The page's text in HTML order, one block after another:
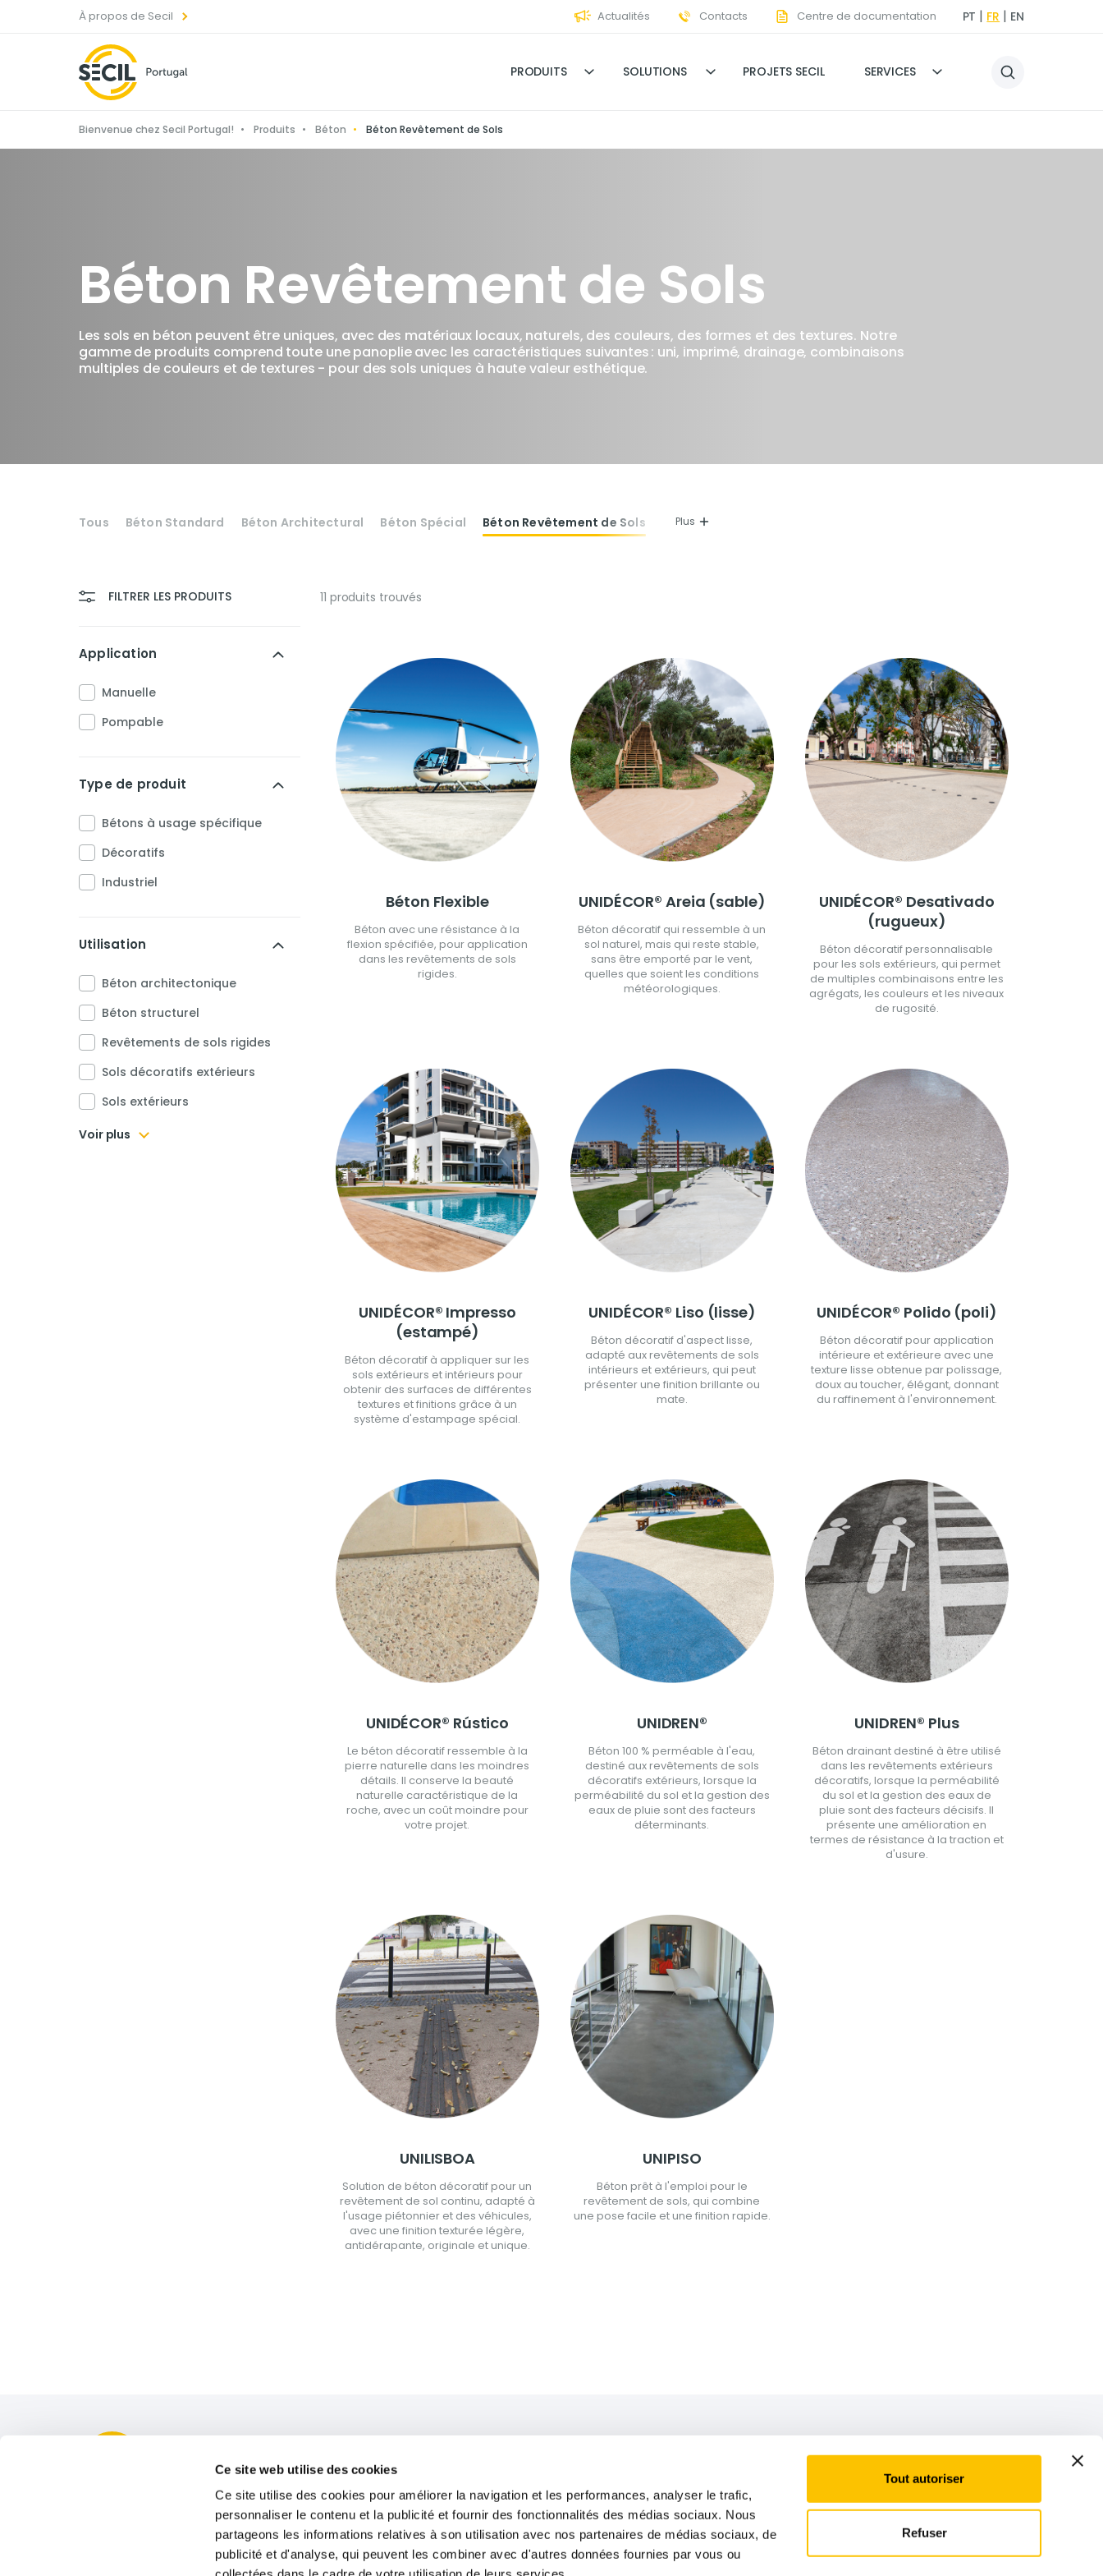
Ce site web utilise des cookies
Ce site utilise des cookies pour améliorer la navigation et les performances, analyser le trafic,
personnaliser le contenu et la publicité et fournir des fonctionnalités des médias sociaux. Nous
partageons les informations relatives à son utilisation avec nos partenaires de médias sociaux, de
publicité et d'analyse, qui peuvent les combiner avec d'autres données fournies par vous ou
Tout autoriser
Refuser
À propos de Secil Actualités Contacts Centre de documentation PT FR EN
PRODUITS SOLUTIONS PROJETS SECIL SERVICES
Bienvenue chez Secil Portugal! Produits Béton Béton Revêtement de Sols
Béton Revêtement de Sols
Les sols en béton peuvent être uniques, avec des matériaux locaux, naturels, des couleurs, des formes et des textures. Notre
gamme de produits comprend toute une panoplie avec les caractéristiques suivantes : uni, imprimé, drainage, combinaisons
multiples de couleurs et de textures - pour des sols uniques à haute valeur esthétique.
Tous Béton Standard Béton Architectural Béton Spécial Béton Revêtement de Sols Plus
FILTRER LES PRODUITS
Application
Manuelle
Pompable
Type de produit
Bétons à usage spécifique
Décoratifs
Industriel
Utilisation
Béton architectonique
Béton structurel
Revêtements de sols rigides
Sols décoratifs extérieurs
Sols extérieurs
Voir plus
11 produits trouvés
Béton Flexible
Béton avec une résistance à la
flexion spécifiée, pour application
dans les revêtements de sols
rigides.
UNIDÉCOR® Areia (sable)
Béton décoratif qui ressemble à un
sol naturel, mais qui reste stable,
sans être emporté par le vent,
quelles que soient les conditions
météorologiques.
UNIDÉCOR® Desativado
(rugueux)
Béton décoratif personnalisable
pour les sols extérieurs, qui permet
de multiples combinaisons entre les
agrégats, les couleurs et les niveaux
de rugosité.
UNIDÉCOR® Impresso
(estampé)
Béton décoratif à appliquer sur les
sols extérieurs et intérieurs pour
obtenir des surfaces de différentes
textures et finitions grâce à un
système d'estampage spécial.
UNIDÉCOR® Liso (lisse)
Béton décoratif d'aspect lisse,
adapté aux revêtements de sols
intérieurs et extérieurs, qui peut
présenter une finition brillante ou
mate.
UNIDÉCOR® Polido (poli)
Béton décoratif pour application
intérieure et extérieure avec une
texture lisse obtenue par polissage,
doux au toucher, élégant, donnant
du raffinement à l'environnement.
UNIDÉCOR® Rústico
Le béton décoratif ressemble à la
pierre naturelle dans les moindres
détails. Il conserve la beauté
naturelle caractéristique de la
roche, avec un coût moindre pour
votre projet.
UNIDREN®
Béton 100 % perméable à l'eau,
destiné aux revêtements de sols
décoratifs extérieurs, lorsque la
perméabilité du sol et la gestion des
eaux de pluie sont des facteurs
déterminants.
UNIDREN® Plus
Béton drainant destiné à être utilisé
dans les revêtements extérieurs
décoratifs, lorsque la perméabilité
du sol et la gestion des eaux de
pluie sont des facteurs décisifs. Il
présente une amélioration en
termes de résistance à la traction et
d'usure.
UNILISBOA
Solution de béton décoratif pour un
revêtement de sol continu, adapté à
l'usage piétonnier et des véhicules,
avec une finition texturée légère,
antidérapante, originale et unique.
UNIPISO
Béton prêt à l'emploi pour le
revêtement de sols, qui combine
une pose facile et une finition rapide.
Secil Portugal
Durabilité
Académie Secil
Contact
Centre de Documentation
Ligne d’Intégrité
Suivez-nous